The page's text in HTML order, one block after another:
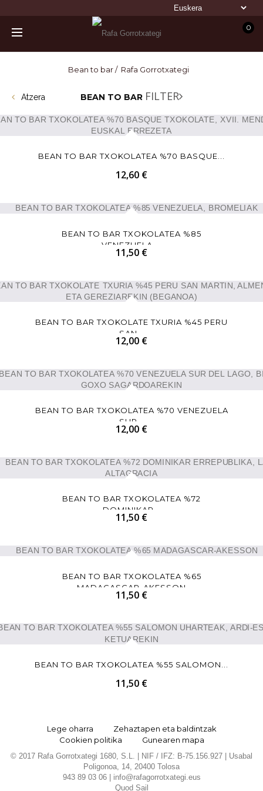
0
Bean to bar
Bean to bar / Rafa Gorrotxategi
Atzera BEAN TO BAR FILTER
BEAN TO BAR TXOKOLATEA %70 BASQUE...
12,60 €
BEAN TO BAR TXOKOLATEA %85
VENEZUELA,...
11,50 €
BEAN TO BAR TXOKOLATE TXURIA %45 PERU
SAN...
12,00 €
BEAN TO BAR TXOKOLATEA %70 VENEZUELA
SUR...
12,00 €
BEAN TO BAR TXOKOLATEA %72
DOMINIKAR...
11,50 €
BEAN TO BAR TXOKOLATEA %65
MADAGASCAR-AKESSON
11,50 €
BEAN TO BAR TXOKOLATEA %55 SALOMON...
11,50 €
Lege oharra
Zehaztapen eta baldintzak
Cookien politika
Gunearen mapa
© 2017 Rafa Gorrotxategi 1680, S.L. | NIF / IFZ: B-75.156.927 | Usabal
Poligonoa, 14, 20400 Tolosa
943 89 03 06 | info@rafagorrotxategi.eus
Quod Sail